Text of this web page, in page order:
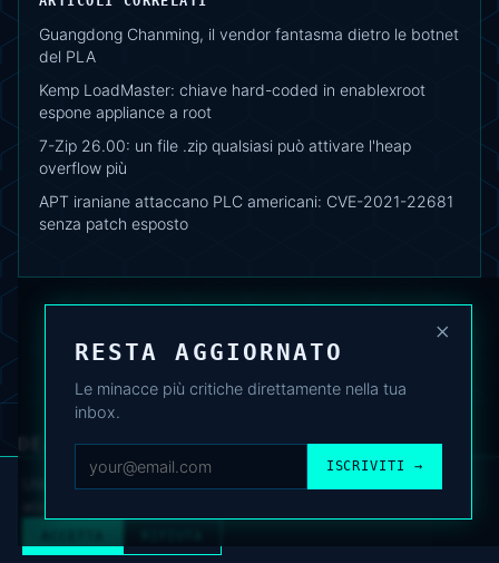
Guangdong Chanming, il vendor fantasma dietro le botnet
del PLA
Kemp LoadMaster: chiave hard-coded in enablexroot
espone appliance a root
7-Zip 26.00: un file .zip qualsiasi può attivare l'heap
overflow più
APT iraniane attaccano PLC americani: CVE-2021-22681
senza patch esposto
×
RESTA AGGIORNATO
Le minacce più critiche direttamente nella tua
inbox.
ISCRIVITI →
DEAFNEWS
CHI SIAMO·ARCHIVIO ·FAQ PRIVACY·COOKIE POLICY
CONTATTI